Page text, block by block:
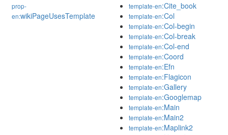
prop-
en:wikiPageUsesTemplate
template-en:Cite_book
template-en:Col
template-en:Col-begin
template-en:Col-break
template-en:Col-end
template-en:Coord
template-en:Efn
template-en:Flagicon
template-en:Gallery
template-en:Googlemap
template-en:Main
template-en:Main2
template-en:Maplink2